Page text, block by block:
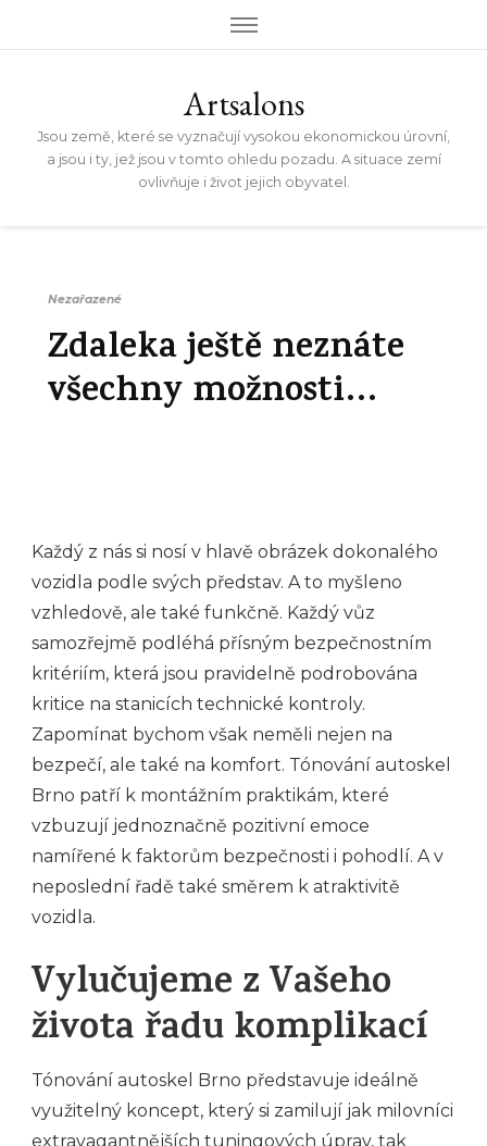
Artsalons
Jsou země, které se vyznačují vysokou ekonomickou úrovní,
a jsou i ty, jež jsou v tomto ohledu pozadu. A situace zemí
ovlivňuje i život jejich obyvatel.
Nezařazené
Zdaleka ještě neznáte
všechny možnosti…
Každý z nás si nosí v hlavě obrázek dokonalého
vozidla podle svých představ. A to myšleno
vzhledově, ale také funkčně. Každý vůz
samozřejmě podléhá přísným bezpečnostním
kritériím, která jsou pravidelně podrobována
kritice na stanicích technické kontroly.
Zapomínat bychom však neměli nejen na
bezpečí, ale také na komfort. Tónování autoskel
Brno patří k montážním praktikám, které
vzbuzují jednoznačně pozitivní emoce
namířené k faktorům bezpečnosti i pohodlí. A v
neposlední řadě také směrem k atraktivitě
vozidla.
Vylučujeme z Vašeho
života řadu komplikací
Tónování autoskel Brno představuje ideálně
využitelný koncept, který si zamilují jak milovníci
extravagantnějších tuningových úprav, tak